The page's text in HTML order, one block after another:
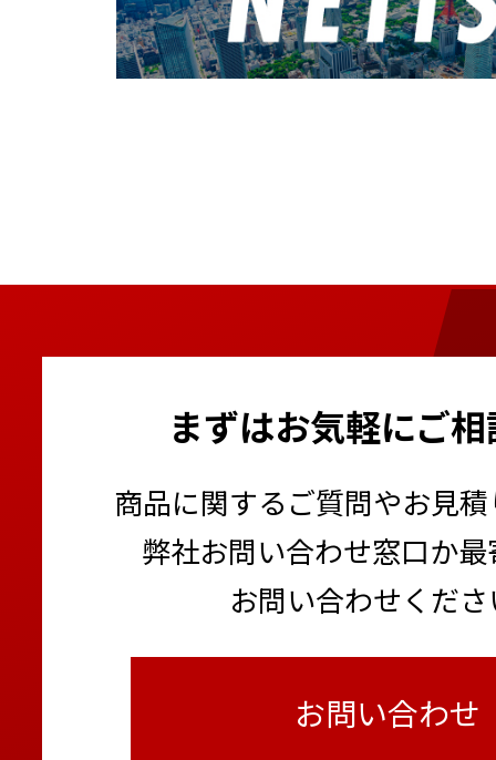
まずはお気軽にご
商品に関するご質問やお見
弊社お問い合わせ窓口か
お問い合わせくだ
お問い合わせ